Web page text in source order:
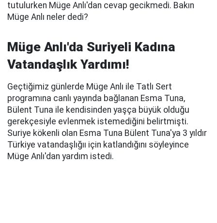
tutulurken Müge Anlı'dan cevap gecikmedi. Bakın
Müge Anlı neler dedi?
Müge Anlı'da Suriyeli Kadına
Vatandaşlık Yardımı!
Geçtiğimiz günlerde Müge Anlı ile Tatlı Sert
programına canlı yayında bağlanan Esma Tuna,
Bülent Tuna ile kendisinden yaşça büyük olduğu
gerekçesiyle evlenmek istemediğini belirtmişti.
Suriye kökenli olan Esma Tuna Bülent Tuna'ya 3 yıldır
Türkiye vatandaşlığıı için katlandığını söyleyince
Müge Anlı'dan yardım istedi.